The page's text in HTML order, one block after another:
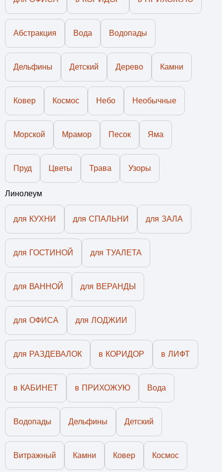
Абстракция Вода Водопады
Дельфины Детский Дерево Камни
Ковер Космос Небо Необычные
Морской Мрамор Песок Яма
Пруд Цветы Трава Узоры
Линолеум
для КУХНИ для СПАЛЬНИ для ЗАЛА
для ГОСТИНОЙ для ТУАЛЕТА
для ВАННОЙ для ВЕРАНДЫ
для ОФИСА для ЛОДЖИИ
для РАЗДЕВАЛОК в КОРИДОР в ЛИФТ
в КАБИНЕТ в ПРИХОЖУЮ Вода
Водопады Дельфины Детский
Витражный Камни Ковер Космос